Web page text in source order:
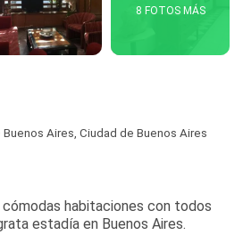
8 FOTOS MÁS
Buenos Aires Ciudad de Buenos Aires
habitaciones con todos
estadía en Buenos Aires.